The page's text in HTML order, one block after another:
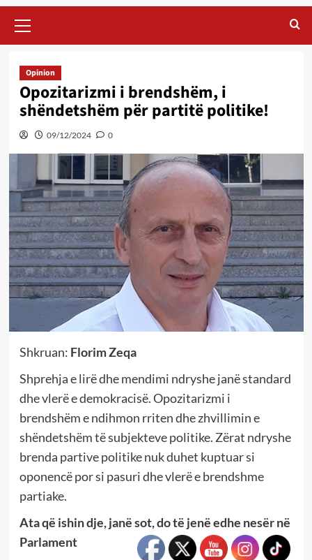
Menu
Opinion
Opozitarizmi i brendshëm, i
shëndetshëm për partitë politike!
09/12/2024 0
Shkruan: Florim Zeqa
Shprehja e lirë dhe mendimi ndryshe janë standard
dhe vlerë e demokracisë. Opozitarizmi i
brendshëm e ndihmon rriten dhe zhvillimin e
shëndetshëm të subjekteve politike. Zërat ndryshe
brenda partive politike nuk duhet kuptuar si
oponencë por si pasuri dhe vlerë e brendshme
partiake.
Ata që ishin dje, janë sot, do të jenë edhe nesër në
Parlament